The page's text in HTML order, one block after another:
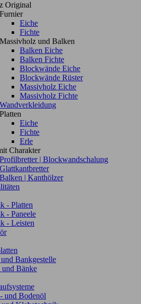
Original
Furnier
Eiche
Fichte
Massivholz und Balken
Balken Eiche
Balken Fichte
Blockwände Eiche
Blockwände Rüster
Massivholz Eiche
Massivholz Fichte
Wandverkleidung
Platten
Eiche
Fichte
Erle
Charakter
Profilbretter | Blockwandschalung
Glattkantbretter
Balken | Kanthölzer
- Platten
- Paneele
- Leisten
Bankgestelle
und Bänke
und Bodenöl